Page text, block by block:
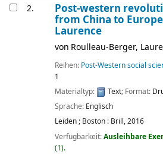
2. Post-western
from China to
Laurence
von Roulleau-Berger,
Reihen: Post-Western social
1
Materialtyp:
Text; Format:
Sprache: Englisch
Leiden ; Boston : Brill,2016
Verfügbarkeit:Ausleihbare
(1).